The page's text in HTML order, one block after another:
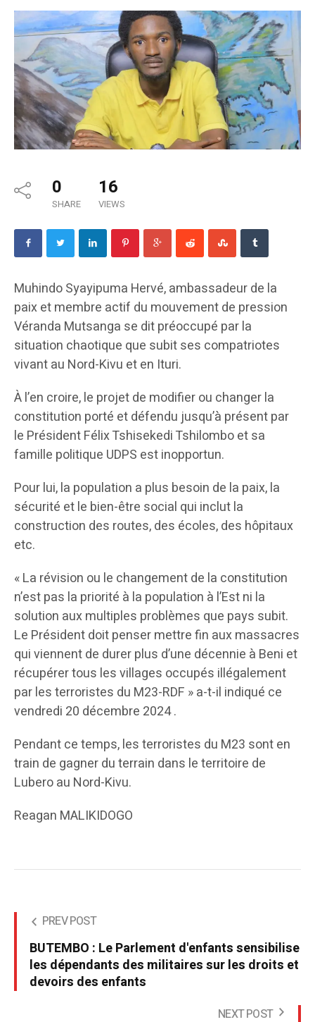
0
SHARE
16
VIEWS
Muhindo Syayipuma Hervé, ambassadeur de la
paix et membre actif du mouvement de pression
Véranda Mutsanga se dit préoccupé par la
situation chaotique que subit ses compatriotes
vivant au Nord-Kivu et en Ituri.
À l’en croire, le projet de modifier ou changer la
constitution porté et défendu jusqu’à présent par
le Président Félix Tshisekedi Tshilombo et sa
famille politique UDPS est inopportun.
Pour lui, la population a plus besoin de la paix, la
sécurité et le bien-être social qui inclut la
construction des routes, des écoles, des hôpitaux
etc.
« La révision ou le changement de la constitution
n’est pas la priorité à la population à l’Est ni la
solution aux multiples problèmes que pays subit.
Le Président doit penser mettre fin aux massacres
qui viennent de durer plus d’une décennie à Beni et
récupérer tous les villages occupés illégalement
par les terroristes du M23-RDF » a-t-il indiqué ce
vendredi 20 décembre 2024 .
Pendant ce temps, les terroristes du M23 sont en
train de gagner du terrain dans le territoire de
Lubero au Nord-Kivu.
Reagan MALIKIDOGO
PREV POST
BUTEMBO : Le Parlement d'enfants sensibilise
les dépendants des militaires sur les droits et
devoirs des enfants
NEXT POST